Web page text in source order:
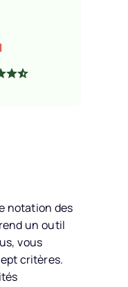
notation des
un outil
vous
critères.